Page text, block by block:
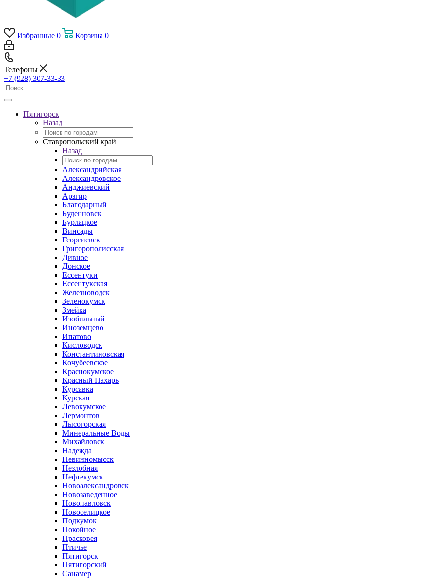
Избранные 0 Корзина 0
Телефоны
+7 (928) 307-33-33
Пятигорск
Назад
Ставропольский край
Назад
Александрийская
Александровское
Анджиевский
Арзгир
Благодарный
Буденновск
Бурлацкое
Винсады
Георгиевск
Григорополисская
Дивное
Донское
Ессентуки
Ессентукская
Железноводск
Зеленокумск
Змейка
Изобильный
Иноземцево
Ипатово
Кисловодск
Константиновская
Кочубеевское
Краснокумское
Красный Пахарь
Курсавка
Курская
Левокумское
Лермонтов
Лысогорская
Минеральные Воды
Михайловск
Надежда
Невинномысск
Незлобная
Нефтекумск
Новоалександровск
Новозаведенное
Новопавловск
Новоселицкое
Подкумок
Покойное
Прасковея
Птичье
Пятигорск
Пятигорский
Санамер